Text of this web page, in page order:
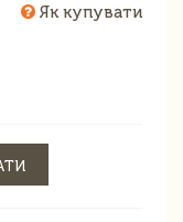
Як купувати